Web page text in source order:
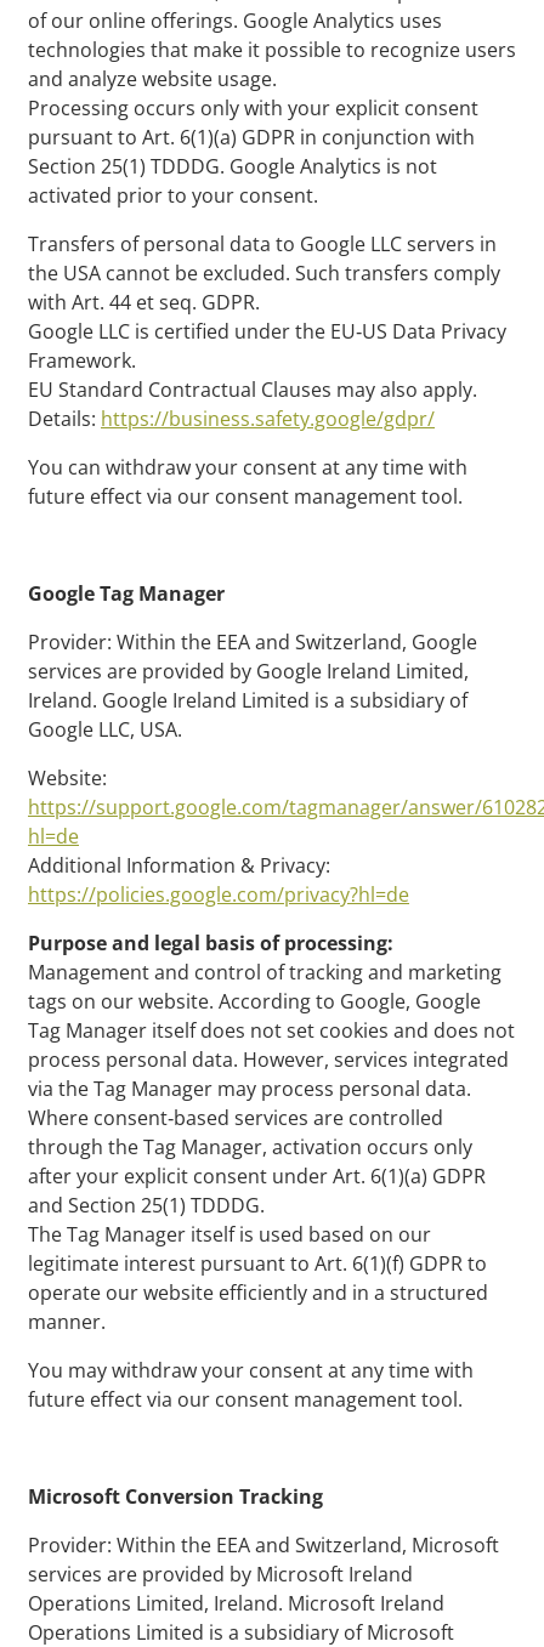
of our online offerings. Google Analytics uses
technologies that make it possible to recognize users
and analyze website usage.
Processing occurs only with your explicit consent
pursuant to Art. 6(1)(a) GDPR in conjunction with
Section 25(1) TDDDG. Google Analytics is not
activated prior to your consent.
Transfers of personal data to Google LLC servers in
the USA cannot be excluded. Such transfers comply
with Art. 44 et seq. GDPR.
Google LLC is certified under the EU‑US Data Privacy
Framework.
EU Standard Contractual Clauses may also apply.
Details: https://business.safety.google/gdpr/
You can withdraw your consent at any time with
future effect via our consent management tool.
Google Tag Manager
Provider: Within the EEA and Switzerland, Google
services are provided by Google Ireland Limited,
Ireland. Google Ireland Limited is a subsidiary of
Google LLC, USA.
Website:
https://support.google.com/tagmanager/answer/
hl=de
Additional Information & Privacy:
https://policies.google.com/privacy?hl=de
Purpose and legal basis of processing:
Management and control of tracking and marketing
tags on our website. According to Google, Google
Tag Manager itself does not set cookies and does not
process personal data. However, services integrated
via the Tag Manager may process personal data.
Where consent‑based services are controlled
through the Tag Manager, activation occurs only
after your explicit consent under Art. 6(1)(a) GDPR
and Section 25(1) TDDDG.
The Tag Manager itself is used based on our
legitimate interest pursuant to Art. 6(1)(f) GDPR to
operate our website efficiently and in a structured
manner.
You may withdraw your consent at any time with
future effect via our consent management tool.
Microsoft Conversion Tracking
Provider: Within the EEA and Switzerland, Microsoft
services are provided by Microsoft Ireland
Operations Limited, Ireland. Microsoft Ireland
Operations Limited is a subsidiary of Microsoft